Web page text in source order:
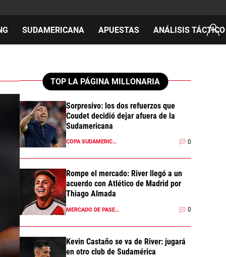
SUDAMERICANA APUESTAS ANÁLISIS TÁCTICO
día
TOP LA PÁGINA MILLONARIA
Sorpresivo: los dos refuerzos que
Coudet decidió dejar afuera de la
Sudamericana
COPA SUDAMERICANA 2026 0
Rompe el mercado: River llegó a un
acuerdo con Atlético de Madrid por
Thiago Almada
MERCADO DE PASES 2026 0
Kevin Castaño se va de River: jugará
en otro club de Sudamérica